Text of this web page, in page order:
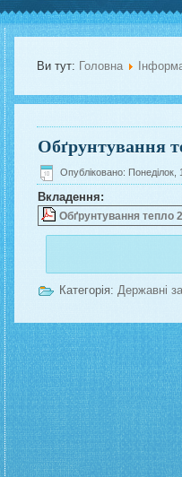
Ви тут: Головна
Обґрунтування
Опубліковано: Понеділок,
Вкладення:
Обґрунтування тепло
Категорія: Державні